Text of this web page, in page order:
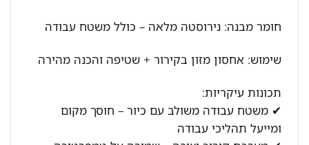
חומר מבנה: נירוסטה מלאה – כולל משטח עבודה
שימוש: אחסון מזון בקירור + שטיפה והכנה מהירה
תכונות עיקריות:
✔ משטח עבודה משולב עם כיור – חוסך מקום
ומייעל תהליכי עבודה